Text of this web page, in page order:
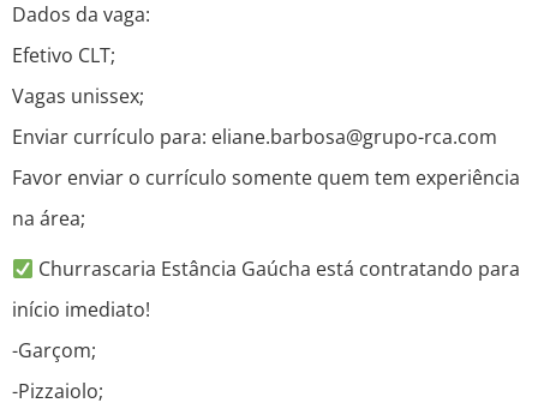
Dados da vaga:
Efetivo CLT;
Vagas unissex;
Enviar currículo para: eliane.barbosa@grupo-rca.com
Favor enviar o currículo somente quem tem experiência
na área;
Churrascaria Estância Gaúcha está contratando para
início imediato!
-Garçom;
-Pizzaiolo;